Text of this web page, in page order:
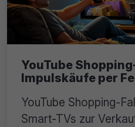
YouTube
Impulskäufe per
YouTube Shopping-
Smart-TVs zur